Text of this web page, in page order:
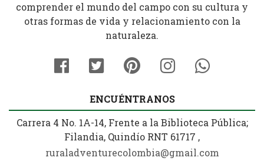
comprender el mundo del campo con su cultura y
otras formas de vida y relacionamiento con la
naturaleza.
ENCUÉNTRANOS
Carrera 4 No. 1A-14, Frente a la Biblioteca Pública;
Filandia, Quindío RNT 61717 ,
ruraladventurecolombia@gmail.com